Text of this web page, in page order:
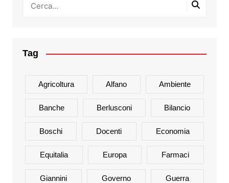
Tag
Agricoltura Alfano Ambiente
Banche Berlusconi Bilancio
Boschi Docenti Economia
Equitalia Europa Farmaci
Giannini Governo Guerra